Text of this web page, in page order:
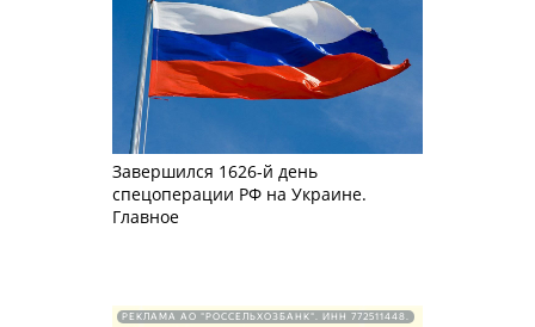
Завершился 1626-й день
спецоперации РФ на Украине.
Главное
РЕКЛАМА АО "РОССЕЛЬХОЗБАНК". ИНН 772511448.